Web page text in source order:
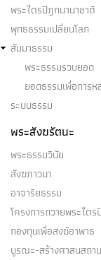
พระไตรปิฎกนานาชาติ
พุทธธรรมเปลี่ยนโลก
สัมมาธรรม
พระธรรมรวบยอด
ยอดธรรมเพื่อการ
ระบบธรรม
พระสังฆรัตนะ
พระธรรมวินัย
สังฆภาวนา
อาจาริยธรรม
โครงการถวายพระไต
กองทุนเพื่อสงฆ์อาพาธ
บูรณะ-สร้างศาสนสถาน